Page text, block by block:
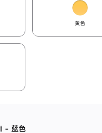
黄色
- 蓝色